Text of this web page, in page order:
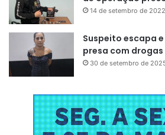
14 de setembro de 2022
Suspeito escapa
presa com
30 de setembro de